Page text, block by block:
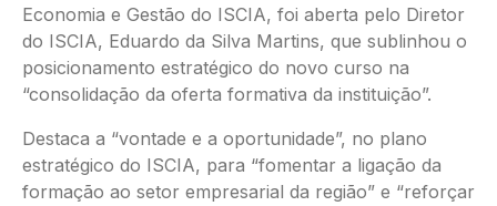
Economia e Gestão do ISCIA, foi aberta pelo Diretor
do ISCIA, Eduardo da Silva Martins, que sublinhou o
posicionamento estratégico do novo curso na
“consolidação da oferta formativa da instituição”.
Destaca a “vontade e a oportunidade”, no plano
estratégico do ISCIA, para “fomentar a ligação da
formação ao setor empresarial da região” e “reforçar